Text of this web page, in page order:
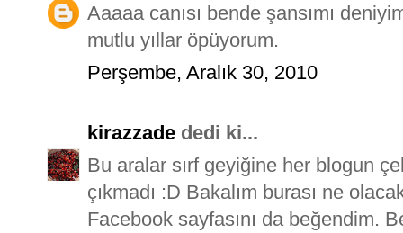
Aaaaa canısı bende şansımı
mutlu yıllar öpüyorum.
Perşembe, Aralık 30, 2010
kirazzade dedi ki...
Bu aralar sırf geyiğine her blogun
çıkmadı :D Bakalım burası ne
Facebook sayfasını da beğendim.